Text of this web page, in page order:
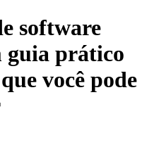
software
guia prático
você pode